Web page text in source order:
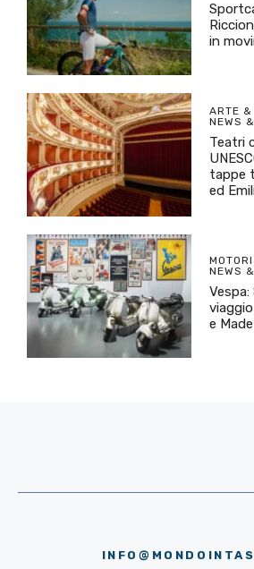
in
ARTE &
NEWS
Teatri
tappe
ed
NEWS
e